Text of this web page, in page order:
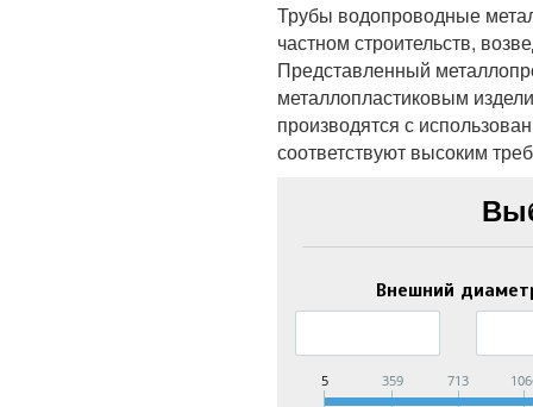
Трубы водопроводные
частном строительств,
Представленный
металлопластиковым
производятся с
соответствуют высоким
Внешний
5 359 713